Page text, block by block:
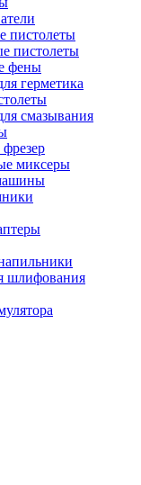
пистолеты
пистолеты
фены
герметика
смазывания
миксеры
шлифования